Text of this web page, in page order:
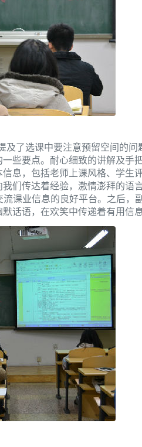
了选课中要注意预留空间的
些要点。耐心细致的讲解及手
息，包括老师上课风格、学生
们传达着经验，激情澎拜的语
课业信息的良好平台。之后，
话语，在欢笑中传递着有用信息